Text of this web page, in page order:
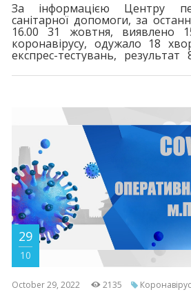
За інформацією Центру
санітарної допомоги, за
16.00 31 жовтня, виявлено
коронавірусу, одужало 18
експрес-тестувань,
шпиталізовано 4 хворих. За
щеплено 16591. Третя
четверта - 171. Шановні
симптомах
29
10
October 29, 2022 2135